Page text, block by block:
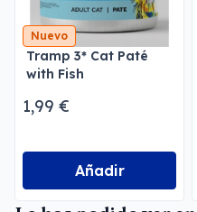
Nuevo
Tramp 3* Cat Paté
with Fish
1,99 €
Añadir